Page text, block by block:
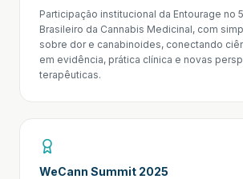
Participação institucional da Entourage no
Brasileiro da Cannabis Medicinal, com
sobre dor e canabinoides, conectando
em evidência, prática clínica e novas
terapêuticas.
WeCann Summit 2025